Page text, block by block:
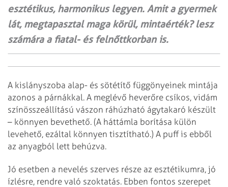
esztétikus, harmonikus legyen. Amit a gyermek
lát, megtapasztal maga körül, mintaérték? lesz
számára a fiatal- és felnőttkorban is.
A kislányszoba alap- és sötétítő függönyeinek mintája
azonos a párnákkal. A meglévő heverőre csíkos, vidám
színösszeállítású vászon ráhúzható ágytakaró készült
– könnyen bevethető. (A háttámla borítása külön
levehető, ezáltal könnyen tisztítható.) A puff is ebből
az anyagból lett behúzva.
Jó esetben a nevelés szerves része az esztétikumra, jó
ízlésre, rendre való szoktatás. Ebben fontos szerepet